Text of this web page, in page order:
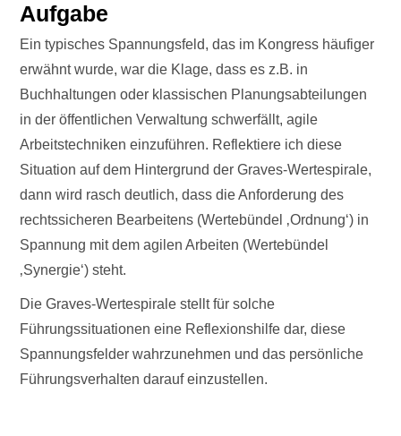
Aufgabe
Ein typisches Spannungsfeld, das im Kongress häufiger
erwähnt wurde, war die Klage, dass es z.B. in
Buchhaltungen oder klassischen Planungsabteilungen
in der öffentlichen Verwaltung schwerfällt, agile
Arbeitstechniken einzuführen. Reflektiere ich diese
Situation auf dem Hintergrund der Graves-Wertespirale,
dann wird rasch deutlich, dass die Anforderung des
rechtssicheren Bearbeitens (Wertebündel ‚Ordnung‘) in
Spannung mit dem agilen Arbeiten (Wertebündel
‚Synergie‘) steht.
Die Graves-Wertespirale stellt für solche
Führungssituationen eine Reflexionshilfe dar, diese
Spannungsfelder wahrzunehmen und das persönliche
Führungsverhalten darauf einzustellen.